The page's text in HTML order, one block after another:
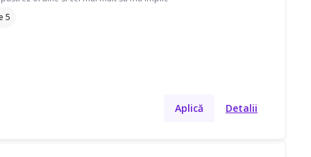
5
Aplică Detalii